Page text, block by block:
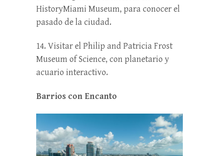
HistoryMiami Museum, para conocer el
pasado de la ciudad.
14. Visitar el Philip and Patricia Frost
Museum of Science, con planetario y
acuario interactivo.
Barrios con Encanto